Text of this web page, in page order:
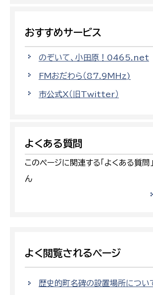
おすすめサービス
のぞいて、小田原！0465.net
FMおだわら（87.9MHz)
市公式X（旧Twitter）
よくある質問
このページに関連する「よくある質問
ん
よく閲覧されるページ
歴史的町名碑の設置場所につい